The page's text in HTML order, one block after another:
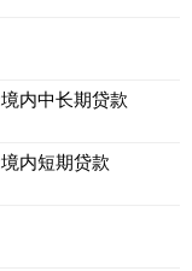
内中长期贷款
内短期贷款